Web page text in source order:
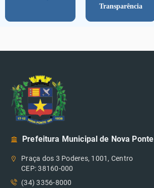
Transparência
Prefeitura Municipal de Nova Ponte
Praça dos 3 Poderes, 1001, Centro
CEP: 38160-000
(34) 3356-8000